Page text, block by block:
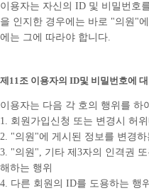
이용자는 자신의 ID 및 비밀번호
을 인지한 경우에는 바로 "의원"
에는 그에 따라야 합니다.
제11조 이용자의 ID및 비밀번호에
이용자는 다음 각 호의 행위를 하
1. 회원가입신청 또는 변경시 허
2. "의원"에 게시된 정보를 변경하
3. "의원", 기타 제3자의 인격권
해하는 행위
4. 다른 회원의 ID를 도용하는 행위